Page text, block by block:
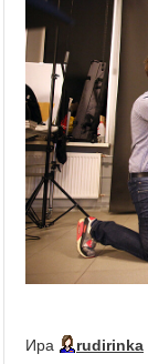
Ира rudirinka